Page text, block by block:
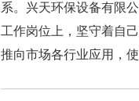
系。兴天环保设备有限
工作岗位上，坚守着自
推向市场各行业应用，